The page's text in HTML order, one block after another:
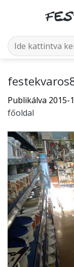
Keresés
a
Publikálva 2015-
főoldal